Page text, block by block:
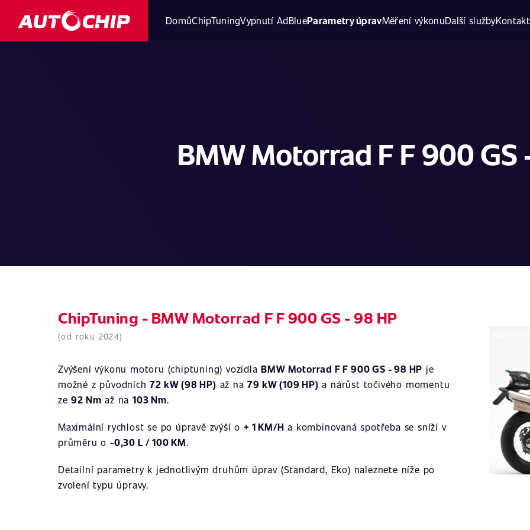
DomůChipTuningVypnutí AdBlueParametry úpravMěření výkonuDalší službyKontakt
BMW Motorrad F F 900 GS
ChipTuning - BMW Motorrad F F 900 GS - 98 HP
(od roku 2024)
Zvýšení výkonu motoru (chiptuning) vozidlaBMW Motorrad F F 900 GS - 98 HP je
možné z původních72 kW (98 HP) až na79 kW (109 HP) a nárůst točivého momentu
ze92 Nm až na103 Nm.
Maximální rychlost se po úpravě zvýší o + 1 KM/H a kombinovaná spotřeba se sníží v
průměru o-0,30 L / 100 KM.
Detailní parametry k jednotlivým druhům úprav (Standard, Eko) naleznete níže po
zvolení typu úpravy.